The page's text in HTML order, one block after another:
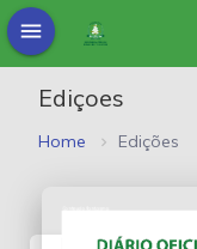
menu
Ediçoes
Home Edições